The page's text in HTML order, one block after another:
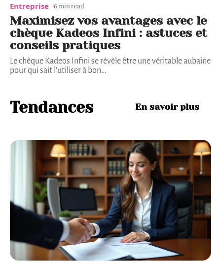
Entreprise 6 min read
Maximisez vos avantages avec le
chèque Kadeos Infini : astuces et
conseils pratiques
Le chèque Kadeos Infini se révèle être une véritable aubaine
pour qui sait l'utiliser à bon…
Tendances En savoir plus